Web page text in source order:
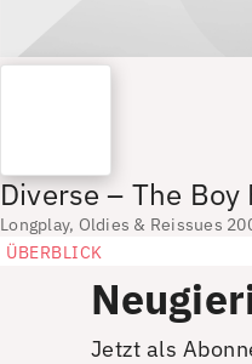
Diverse – The
Longplay, Oldies & Reissues
ÜBERBLICK
Jetzt als